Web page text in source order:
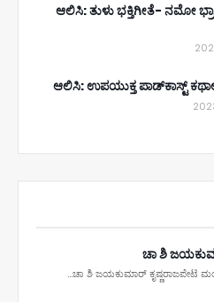
ಆಲಿಸಿ: ತುಳು ಭಕ್ತಿಗೀತೆ- ನಮೋ
ಆಲಿಸಿ: ಉಪಯುಕ್ತ ಪಾಡ್‌ಕಾಸ್ಟ್‌
ಚಾ ಶಿ
ಚಾ ಶಿ ಜಯಕುಮಾರ್ ಕೃಷ್ಣರಾಜಪೇಟೆ